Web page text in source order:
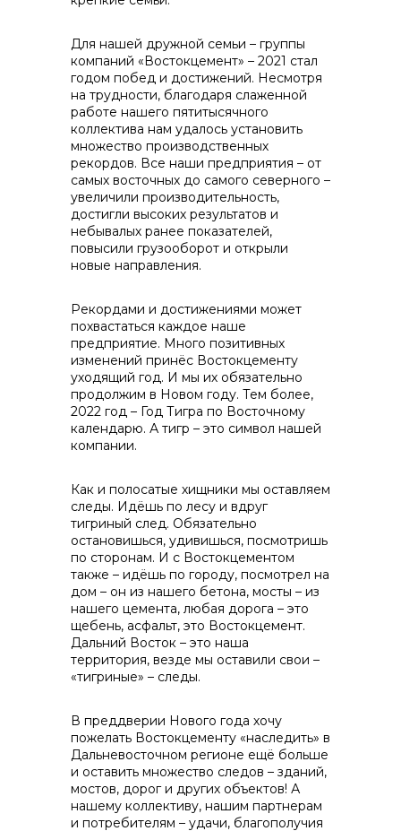
+7 (423) 234 50 50
info@vostokcement.ru
Для нашей дружной семьи – группы
компаний «Востокцемент» – 2021 стал
годом побед и достижений. Несмотря
на трудности, благодаря слаженной
работе нашего пятитысячного
коллектива нам удалось установить
множество производственных
рекордов. Все наши предприятия – от
самых восточных до самого северного –
увеличили производительность,
достигли высоких результатов и
небывалых ранее показателей,
повысили грузооборот и открыли
новые направления.
Рекордами и достижениями может
похвастаться каждое наше
предприятие. Много позитивных
изменений принёс Востокцементу
уходящий год. И мы их обязательно
продолжим в Новом году. Тем более,
2022 год – Год Тигра по Восточному
календарю. А тигр – это символ нашей
компании.
Как и полосатые хищники мы оставляем
следы. Идёшь по лесу и вдруг
тигриный след. Обязательно
остановишься, удивишься, посмотришь
по сторонам. И с Востокцементом
также – идёшь по городу, посмотрел на
дом – он из нашего бетона, мосты – из
нашего цемента, любая дорога – это
щебень, асфальт, это Востокцемент.
Дальний Восток – это наша
территория, везде мы оставили свои –
«тигриные» – следы.
В преддверии Нового года хочу
пожелать Востокцементу «наследить» в
Дальневосточном регионе ещё больше
и оставить множество следов – зданий,
мостов, дорог и других объектов! А
нашему коллективу, нашим партнерам
и потребителям – удачи, благополучия